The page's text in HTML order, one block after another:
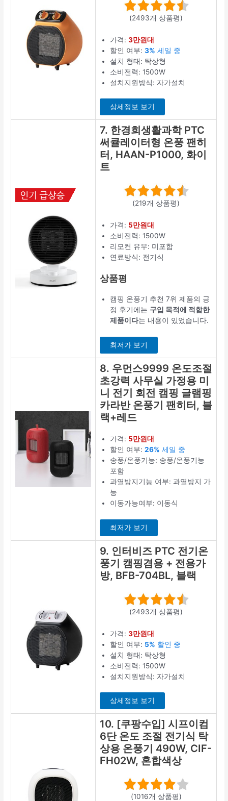
(2493개 상품평)
가격:3만원대
할인 여부:3% 세일 중
설치 형태: 탁상형
소비전력: 1500W
설치지원방식: 자가설치
상세정보 보기
7. 한경희생활과학 PTC
써큘레이터형 온풍 팬히
터, HAAN-P1000, 화이
트
(219개 상품평)
가격: 5만원대
소비전력: 1500W
리모컨 유무: 미포함
연료방식: 전기식
상품평
캠핑 온풍기 추천 7위 제품의 긍
정 후기에는 구입 목적에 적합한
제품이다는 내용이 있었습니다.
최저가 보기
8. 우먼스9999 온도조절
초강력 사무실 가정용 미
니 전기 회전 캠핑 글램핑
카라반 온풍기 팬히터, 블
랙+레드
가격: 5만원대
할인 여부:26% 세일 중
송풍/온풍기능: 송풍/온풍기능
포함
과열방지기능 여부: 과열방지 가
능
이동가능여부: 이동식
최저가 보기
9. 인터비즈 PTC 전기온
풍기 캠핑겸용 + 전용가
방, BFB-704BL, 블랙
(2493개 상품평)
가격:3만원대
할인 여부: 5% 할인 중
설치 형태: 탁상형
소비전력: 1500W
설치지원방식: 자가설치
상세정보 보기
10. [쿠팡수입] 시프이컴
6단 온도 조절 전기식 탁
상용 온풍기 490W, CIF-
FH02W, 혼합색상
(1016개 상품평)